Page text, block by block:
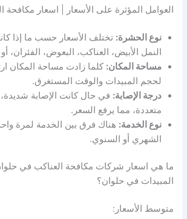
العوامل المؤثرة على الأسعار | اسعار مكافحة
نوع الحشرة: تختلف الأسعار حسب ما إذا
النمل الأبيض، العناكب، البعوض، الفئران،
مساحة المكان: كلما زادت مساحة المكان
لحجم المبيدات والوقت المستغرق.
درجة الإصابة: في حال كانت الإصابة
متعددة، مما يرفع السعر.
نوع الخدمة: هناك فرق بين الخدمة لمرة
الشهري أو السنوي.
ما هي اسعار شركات مكافحة العناكب في
المبيدات في حلوان؟
متوسط الأسعار: